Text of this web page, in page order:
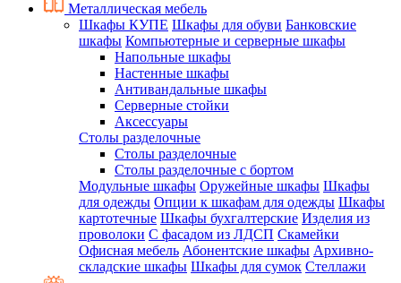
Металлическая мебель
Шкафы КУПЕ Шкафы для обуви Банковские
шкафы Компьютерные и серверные шкафы
Напольные шкафы
Настенные шкафы
Антивандальные шкафы
Серверные стойки
Аксессуары
Столы разделочные
Столы разделочные
Столы разделочные с бортом
Модульные шкафы Оружейные шкафы Шкафы
для одежды Опции к шкафам для одежды Шкафы
картотечные Шкафы бухгалтерские Изделия из
проволоки С фасадом из ЛДСП Скамейки
Офисная мебель Абонентские шкафы Архивно-
складские шкафы Шкафы для сумок Стеллажи